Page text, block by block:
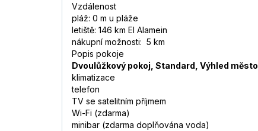
Vzdálenost
pláž: 0 m u pláže
letiště: 146 km El Alamein
nákupní možnosti: 5 km
Popis pokoje
Dvoulůžkový pokoj, Standard, Výhled město
klimatizace
telefon
TV se satelitním příjmem
Wi-Fi (zdarma)
minibar (zdarma doplňována voda)